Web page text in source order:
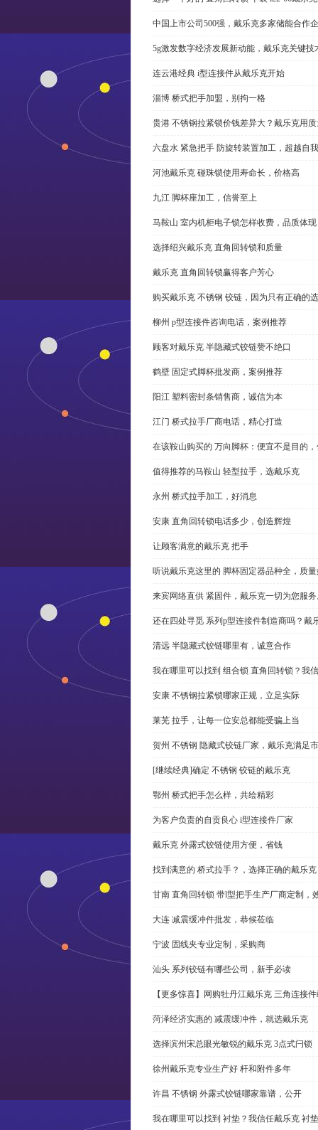
中国上市公司500强，戴乐克多家储能合作
5g激发数字经济发展新动能，戴乐克关键技
连云港经典 i型连接件从戴乐克开始
淄博 桥式把手加盟，别拘一格
贵港 不锈钢拉紧锁价钱差异大？戴乐克用
六盘水 紧急把手 防旋转装置加工，超越自我
河池戴乐克 碰珠锁使用寿命长，价格高
九江 脚杯座加工，信誉至上
马鞍山 室内机柜电子锁怎样收费，品质体现
选择绍兴戴乐克 直角回转锁和质量
戴乐克 直角回转锁赢得客户芳心
购买戴乐克 不锈钢 铰链，因为只有正确的
柳州 p型连接件咨询电话，案例推荐
顾客对戴乐克 半隐藏式铰链赞不绝口
鹤壁 固定式脚杯批发商，案例推荐
阳江 塑料密封条销售商，诚信为本
江门 桥式拉手厂商电话，精心打造
在该鞍山购买的 万向脚杯：便宜不是目的
值得推荐的马鞍山 轻型拉手，选戴乐克
永州 桥式拉手加工，好消息
安康 直角回转锁电话多少，创造辉煌
让顾客满意的戴乐克 把手
听说戴乐克这里的 脚杯固定器品种全，质
来宾网络直供 紧固件，戴乐克一切为您服
还在四处寻觅 系列p型连接件制造商吗？戴
清远 半隐藏式铰链哪里有，诚意合作
我在哪里可以找到 组合锁 直角回转锁？我
安康 不锈钢拉紧锁哪家正规，立足实际
莱芜 拉手，让每一位安总都能受骗上当
贺州 不锈钢 隐藏式铰链厂家，戴乐克满足
[继续经典]确定 不锈钢 铰链的戴乐克
鄂州 桥式把手怎么样，共绘精彩
为客户负责的自贡良心 i型连接件厂家
戴乐克 外露式铰链使用方便，省钱
找到满意的 桥式拉手？，选择正确的戴乐克
甘南 直角回转锁 带l型把手生产厂商定制，
大连 减震缓冲件批发，恭候莅临
宁波 固线夹专业定制，采购商
汕头 系列铰链有哪些公司，新手必读
【更多惊喜】网购牡丹江戴乐克 三角连接
菏泽经济实惠的 减震缓冲件，就选戴乐克
选择滨州宋总眼光敏锐的戴乐克 3点式闩锁
徐州戴乐克专业生产好 杆和附件多年
许昌 不锈钢 外露式铰链哪家靠谱，公开
我在哪里可以找到 衬垫？我信任戴乐克 衬